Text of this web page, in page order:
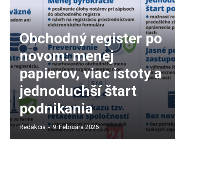
Obchodný register po
novom: menej
papierov, viac istoty a
jednoduchší štart
podnikania
Redakcia - 9. Februára 2026